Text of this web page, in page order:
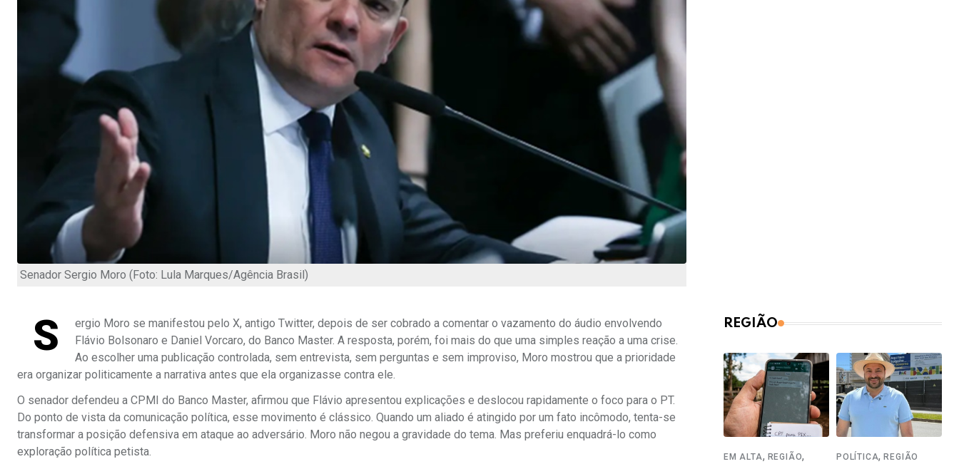
Senador Sergio Moro (Foto: Lula Marques/Agência Brasil)
S
ergio Moro se manifestou pelo X, antigo Twitter, depois de ser cobrado a comentar o vazamento do áudio envolvendo
Flávio Bolsonaro e Daniel Vorcaro, do Banco Master. A resposta, porém, foi mais do que uma simples reação a uma crise.
Ao escolher uma publicação controlada, sem entrevista, sem perguntas e sem improviso, Moro mostrou que a prioridade
era organizar politicamente a narrativa antes que ela organizasse contra ele.
O senador defendeu a CPMI do Banco Master, afirmou que Flávio apresentou explicações e deslocou rapidamente o foco para o PT.
Do ponto de vista da comunicação política, esse movimento é clássico. Quando um aliado é atingido por um fato incômodo, tenta-se
transformar a posição defensiva em ataque ao adversário. Moro não negou a gravidade do tema. Mas preferiu enquadrá-lo como
exploração política petista.
REGIÃO
EM ALTA, REGIÃO, POLÍTICA,REGIÃO